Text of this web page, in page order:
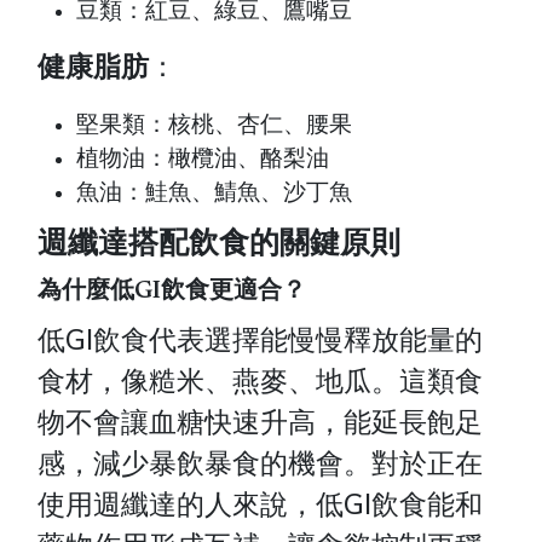
豆類：紅豆、綠豆、鷹嘴豆
健康脂肪：
堅果類：核桃、杏仁、腰果
植物油：橄欖油、酪梨油
魚油：鮭魚、鯖魚、沙丁魚
週纖達搭配飲食的關鍵原則
為什麼低GI飲食更適合？
低GI飲食代表選擇能慢慢釋放能量的
食材，像糙米、燕麥、地瓜。這類食
物不會讓血糖快速升高，能延長飽足
感，減少暴飲暴食的機會。對於正在
使用週纖達的人來說，低GI飲食能和